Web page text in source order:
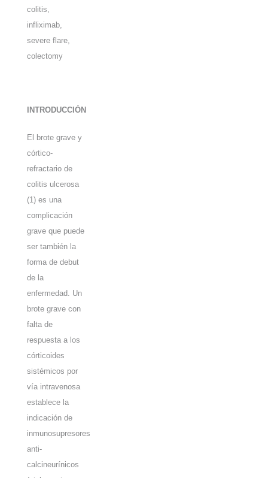
colitis,
infliximab,
severe flare,
colectomy
INTRODUCCIÓN
El brote grave y
córtico-
refractario de
colitis ulcerosa
(1) es una
complicación
grave que puede
ser también la
forma de debut
de la
enfermedad. Un
brote grave con
falta de
respuesta a los
córticoides
sistémicos por
vía intravenosa
establece la
indicación de
inmunosupresores
anti-
calcineurínicos